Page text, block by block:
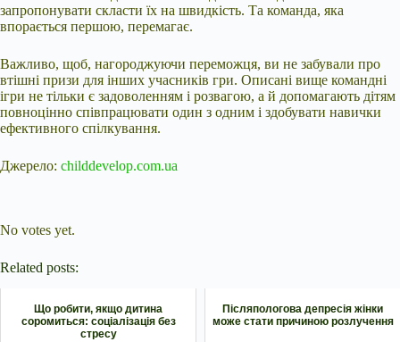
запропонувати скласти їх на швидкість. Та команда, яка
впорається першою, перемагає.
Важливо, щоб, нагороджуючи переможця, ви не забували про
втішні призи для інших учасників гри. Описані вище командні
ігри не тільки є задоволенням і розвагою, а й допомагають дітям
повноцінно співпрацювати один з одним і здобувати навички
ефективного спілкування.
Джерело: childdevelop.com.ua
No votes yet.
Related posts:
Що робити, якщо дитина
соромиться: соціалізація без
стресу
Післяпологова депресія жінки
може стати причиною розлучення